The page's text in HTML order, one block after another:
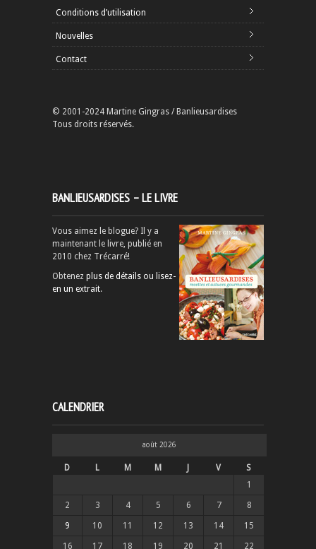
Conditions d’utilisation
Nouvelles
Contact
© 2001-2024 Martine Gingras / Banlieusardises
Tous droits réservés.
BANLIEUSARDISES – LE LIVRE
Vous aimez le blogue? Il y a
maintenant le livre, publié en
2010 chez Trécarré!
Obtenez plus de détails ou lisez-
en un extrait.
CALENDRIER
août 2026
D L M M J V
S
1
2 3 4 5 6 7 8
9 10 11 12 13 14 15
16 17 18 19 20 21 22